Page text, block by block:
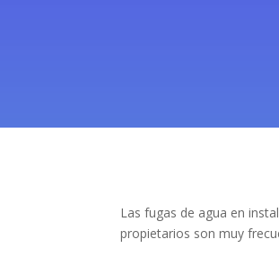
Las fugas de agua en
propietarios son muy